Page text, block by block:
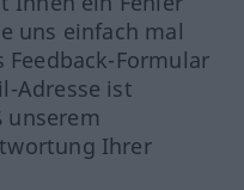
uns einfach mal
Formular
Adresse ist
Ihrer